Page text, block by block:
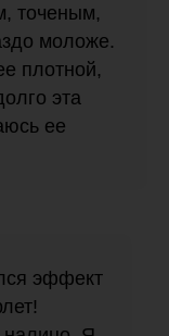
точеным,
моложе.
плотной,
эта
ее
эффект